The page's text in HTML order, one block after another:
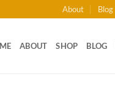
About Blog
ABOUT SHOP BLOG